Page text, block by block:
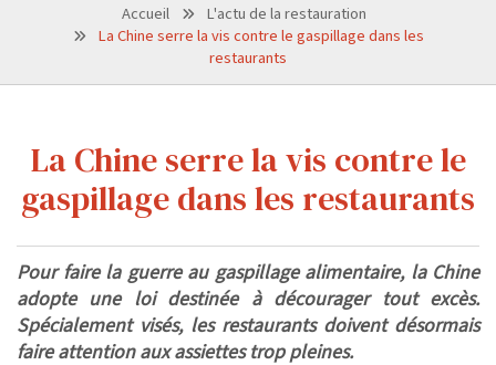
Accueil
L'actu de la restauration
La Chine serre la vis contre le gaspillage dans les
restaurants
La Chine serre la vis contre le
gaspillage dans les restaurants
Pour faire la guerre au gaspillage alimentaire, la Chine
adopte une loi destinée à décourager tout excès.
Spécialement visés, les restaurants doivent désormais
faire attention aux assiettes trop pleines.